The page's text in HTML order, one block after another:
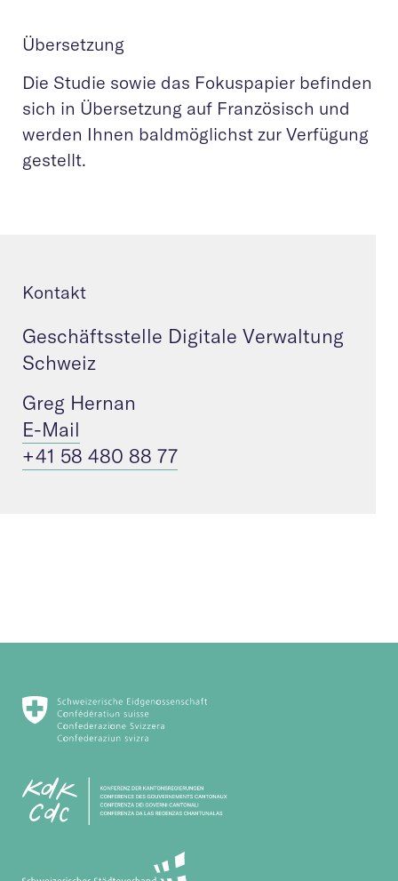
Übersetzung
Die Studie sowie das Fokuspapier befinden
sich in Übersetzung auf Französisch und
werden Ihnen baldmöglichst zur Verfügung
gestellt.
Kontakt
Geschäftsstelle Digitale Verwaltung
Schweiz
Greg Hernan
E-Mail
+41 58 480 88 77